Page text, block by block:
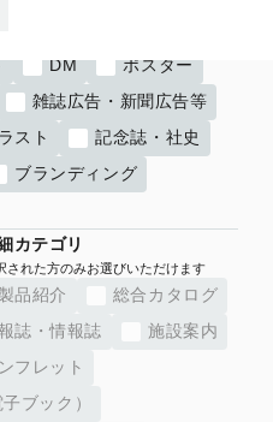
ット
DM
ポスター
雑誌広告・新聞広告等
スト
記念誌・社史
ブランディング
カテゴリ
品紹介
総合カタログ
誌・情報誌
施設案内
フレット
ブック）